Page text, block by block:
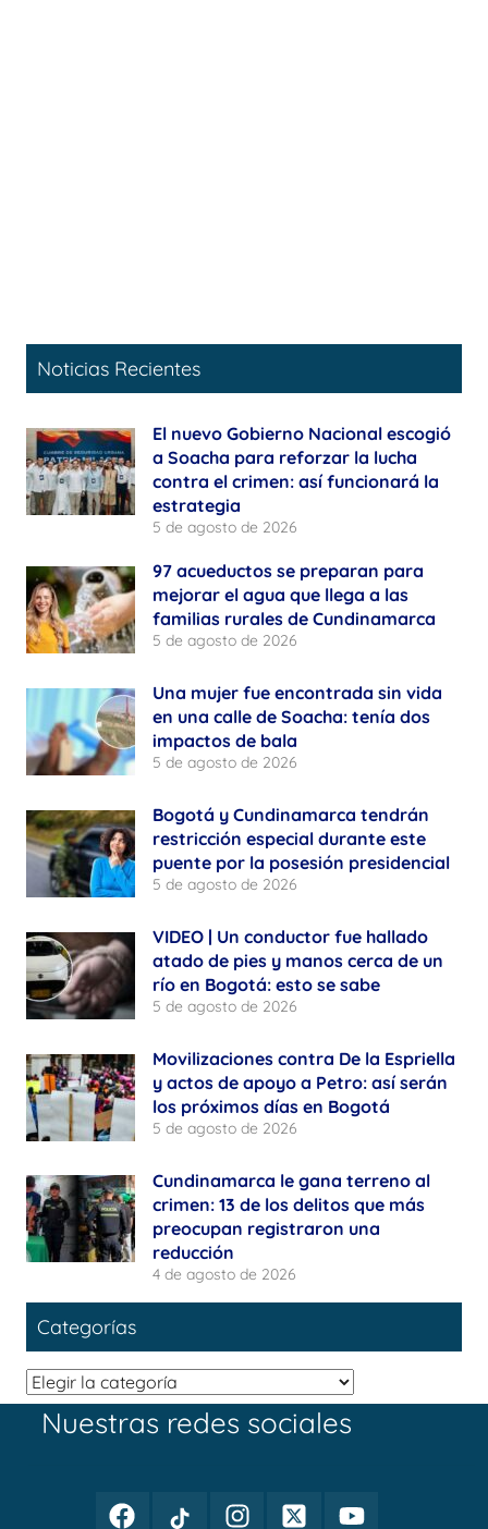
Noticias Recientes
El nuevo Gobierno Nacional escogió
a Soacha para reforzar la lucha
contra el crimen: así funcionará la
estrategia
5 de agosto de 2026
97 acueductos se preparan para
mejorar el agua que llega a las
familias rurales de Cundinamarca
5 de agosto de 2026
Una mujer fue encontrada sin vida
en una calle de Soacha: tenía dos
impactos de bala
5 de agosto de 2026
Bogotá y Cundinamarca tendrán
restricción especial durante este
puente por la posesión presidencial
5 de agosto de 2026
VIDEO | Un conductor fue hallado
atado de pies y manos cerca de un
río en Bogotá: esto se sabe
5 de agosto de 2026
Movilizaciones contra De la Espriella
y actos de apoyo a Petro: así serán
los próximos días en Bogotá
5 de agosto de 2026
Cundinamarca le gana terreno al
crimen: 13 de los delitos que más
preocupan registraron una
reducción
4 de agosto de 2026
Categorías
Categorías
Nuestras redes sociales
FacebookTikTok
InstagramTwitterYoutube